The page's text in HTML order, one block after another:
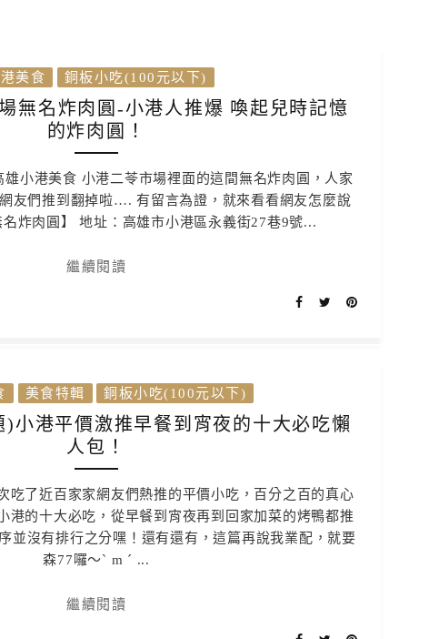
美食 銅板小吃(100元以下)
無名炸肉圓-小港人推爆 喚起兒時記憶
的炸肉圓！
小港美食 小港二苓市場裡面的這間無名炸肉圓，人家
友們推到翻掉啦…. 有留言為證，就來看看網友怎麼說
炸肉圓】 地址：高雄市小港區永義街27巷9號...
繼續閱讀
美食特輯 銅板小吃(100元以下)
小港平價激推早餐到宵夜的十大必吃懶
人包！
吃了近百家家網友們熱推的平價小吃，百分之百的真心
港的十大必吃，從早餐到宵夜再到回家加菜的烤鴨都推
並沒有排行之分嘿！還有還有，這篇再說我業配，就要
森77囉～ˋ m ˊ ...
繼續閱讀